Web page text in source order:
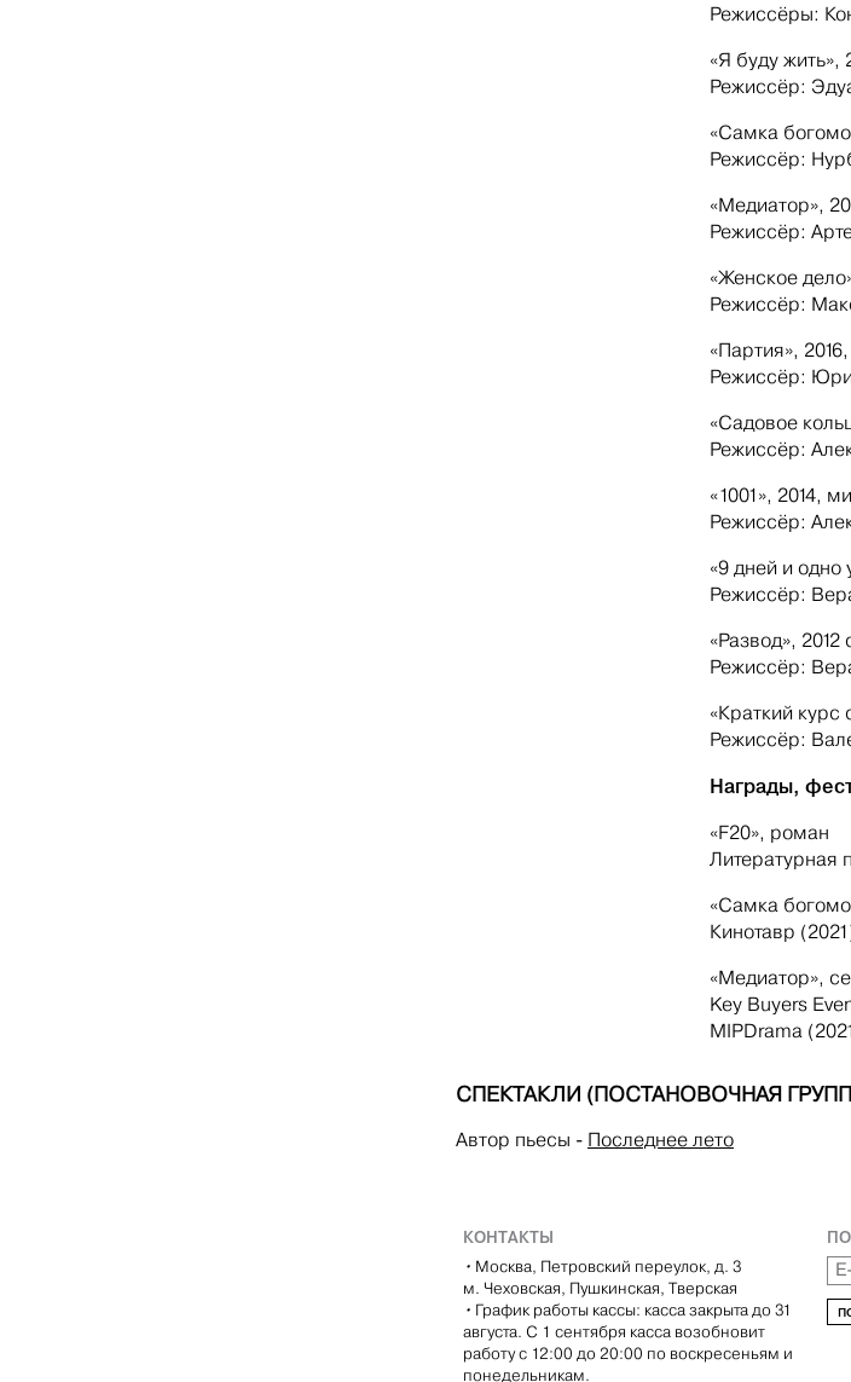
Режиссёры:
«Я буду
Режиссёр:
«Самка
Режиссёр:
«Медиатор»,
Режиссёр:
«Женское
Режиссёр:
«Партия»,
Режиссёр:
«Садовое
Режиссёр:
«1001», 2014,
Режиссёр:
«9 дней и
Режиссёр:
«Развод»,
Режиссёр:
«Краткий
Режиссёр:
Награды,
«F20», роман
Литературная
«Самка
Кинотавр
«Медиатор»,
Key Buyers
MIPDrama
СПЕКТАКЛИ (ПОСТАНОВОЧНАЯ
Автор пьесы - Последнее лето
КОНТАКТЫ
• Москва, Петровский переулок, д. 3
м. Чеховская, Пушкинская, Тверская
• График работы кассы: касса закрыта до 31
августа. С 1 сентября касса возобновит
работу с 12:00 до 20:00 по воскресеньям и
понедельникам.